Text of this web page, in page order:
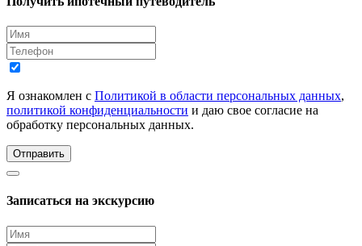
Я ознакомлен с Политикой в области персональных данных,
политикой конфиденциальности и даю свое согласие на
обработку персональных данных.
Отправить
Записаться на экскурсию